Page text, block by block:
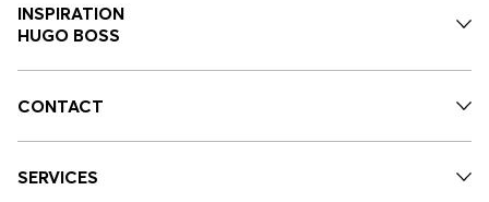
INSPIRATION
HUGO BOSS
CONTACT
SERVICES